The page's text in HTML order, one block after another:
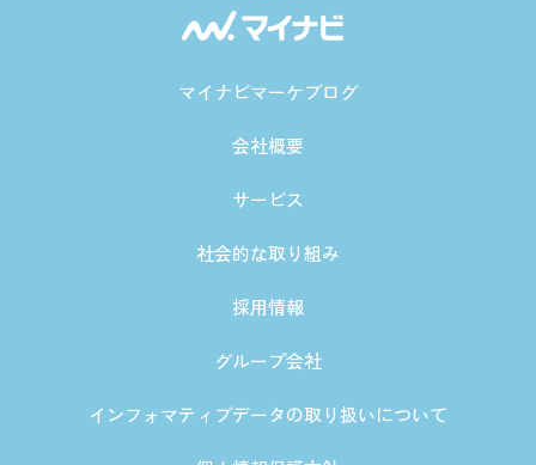
マイナビマーケブログ
会社概要
サービス
社会的な取り組み
採用情報
グループ会社
インフォマティブデータの取り扱いについて